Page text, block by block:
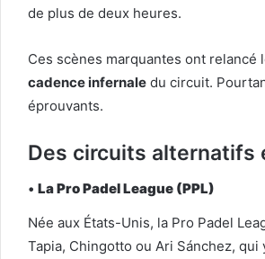
de plus de deux heures.
Ces scènes marquantes ont relancé
cadence infernale du circuit.
éprouvants.
Des circuits alternatifs
• La Pro Padel League (PPL)
Née aux États-Unis, la Pro Padel
Tapia, Chingotto ou Ari Sánchez,